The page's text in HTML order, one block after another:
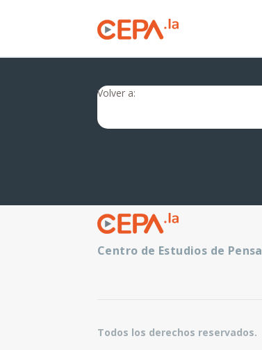
Volver a:
Centro de Estudios de
Todos los derechos reservados.